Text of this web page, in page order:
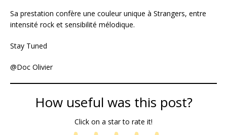
Sa prestation confère une couleur unique à Strangers, entre
intensité rock et sensibilité mélodique.
Stay Tuned
@Doc Olivier
How useful was this post?
Click on a star to rate it!